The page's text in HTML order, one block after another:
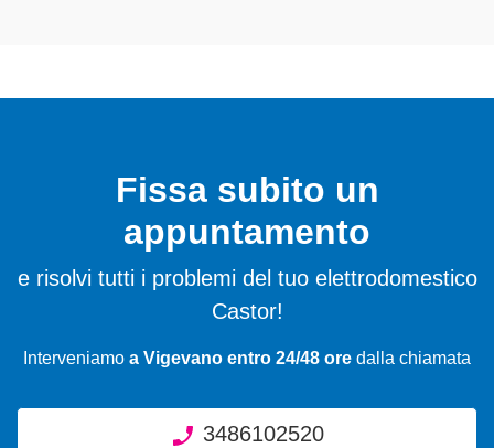
Fissa subito un
appuntamento
e risolvi tutti i problemi del tuo elettrodomestico
Castor!
Interveniamo a Vigevano entro 24/48 ore dalla chiamata
3486102520